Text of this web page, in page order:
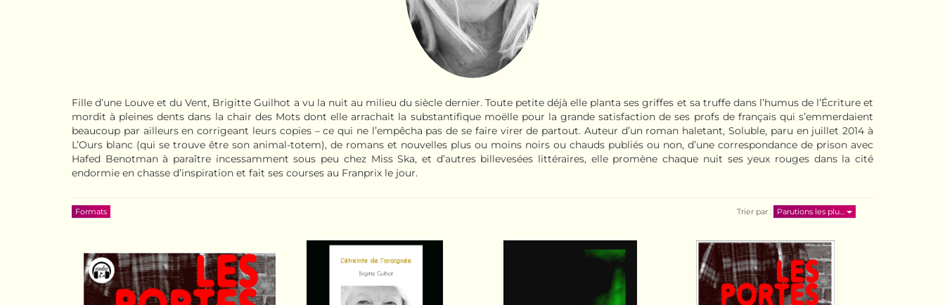
Fille d’une Louve et du Vent, Brigitte Guilhot a vu la nuit au milieu du siècle dernier. Toute petite déjà elle planta ses griffes et sa truffe dans l’humus de l’Écriture et
mordit à pleines dents dans la chair des Mots dont elle arrachait la substantifique moëlle pour la grande satisfaction de ses profs de français qui s’emmerdaient
beaucoup par ailleurs en corrigeant leurs copies – ce qui ne l’empêcha pas de se faire virer de partout. Auteur d’un roman haletant, Soluble, paru en juillet 2014 à
L’Ours blanc (qui se trouve être son animal-totem), de romans et nouvelles plus ou moins noirs ou chauds publiés ou non, d’une correspondance de prison avec
Hafed Benotman à paraître incessamment sous peu chez Miss Ska, et d’autres billevesées littéraires, elle promène chaque nuit ses yeux rouges dans la cité
endormie en chasse d’inspiration et fait ses courses au Franprix le jour.
Formats Trier par : Parutions les plu…